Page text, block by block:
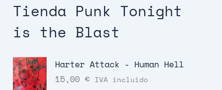
Tienda Punk Tonight
is the Blast
Harter Attack - Human Hell
15,00€ IVA incluido